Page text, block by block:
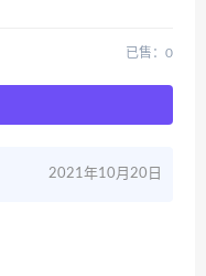
已售：0
2021年10月20日